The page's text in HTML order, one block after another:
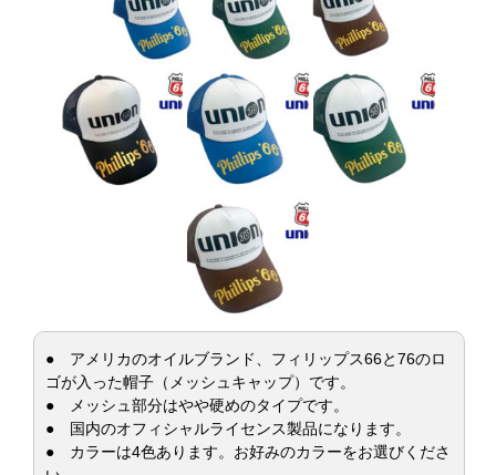
● アメリカのオイルブランド、フィリップス66と76のロ
ゴが入った帽子（メッシュキャップ）です。
● メッシュ部分はやや硬めのタイプです。
● 国内のオフィシャルライセンス製品になります。
● カラーは4色あります。お好みのカラーをお選びくださ